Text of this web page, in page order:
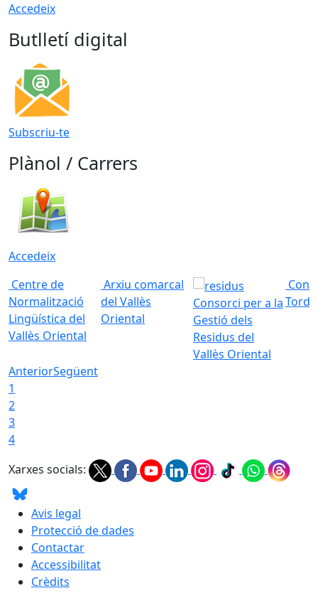
Accedeix
Butlletí digital
Subscriu-te
Plànol / Carrers
Accedeix
Centre de
Normalització
Lingüística del
Vallès Oriental
Arxiu comarcal
del Vallès
Oriental
Consorci per a la
Gestió dels
Residus del
Vallès Oriental
AnteriorSegüent
1
2
3
4
Xarxes socials:
Avis legal
Protecció de dades
Contactar
Accessibilitat
Crèdits